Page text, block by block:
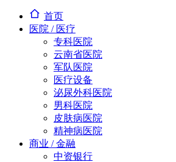
首页
医院 / 医疗
专科医院
云南省医院
军队医院
医疗设备
泌尿外科医院
男科医院
皮肤病医院
精神病医院
商业 / 金融
中资银行